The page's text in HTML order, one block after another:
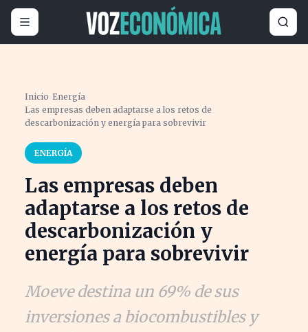
Inicio ›Energía›
Las empresas deben adaptarse a los retos de
descarbonización y energía para sobrevivir
ENERGÍA
Las empresas deben
adaptarse a los retos de
descarbonización y
energía para sobrevivir
Moeve destina un 69% de sus
inversiones a biocombustibles y